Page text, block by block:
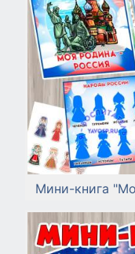
Мини-книга